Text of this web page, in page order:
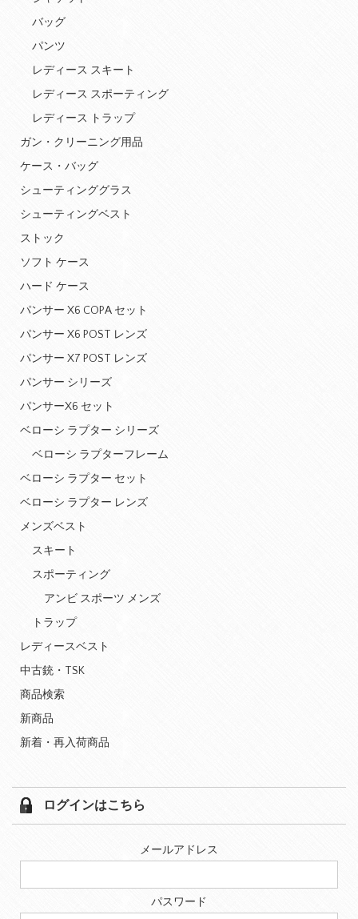
バッグ
パンツ
レディース スキート
レディース スポーティング
レディース トラップ
ガン・クリーニング用品
ケース・バッグ
シューティンググラス
シューティングベスト
ストック
ソフト ケース
ハード ケース
パンサー X6 COPA セット
パンサー X6 POST レンズ
パンサー X7 POST レンズ
パンサー シリーズ
パンサーX6 セット
ベローシ ラプター シリーズ
ベローシ ラプターフレーム
ベローシ ラプター セット
ベローシ ラプター レンズ
メンズベスト
スキート
スポーティング
アンビ スポーツ メンズ
トラップ
レディースベスト
中古銃・TSK
商品検索
新商品
新着・再入荷商品
ログインはこちら
メールアドレス
パスワード